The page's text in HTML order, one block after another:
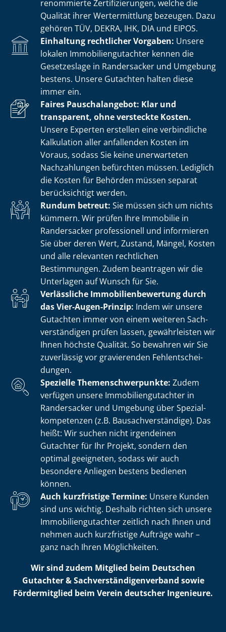
renommierte Zer­ti­fi­zie­run­gen, welche die
Qualität ihrer Wertermittlung bezeugen. Dazu
gehören TÜV, DEKRA, IHK, DIA und EIPOS.
Einhaltung rechtlicher Vorgaben: Unsere
lokalen Im­mo­bi­li­en­gut­ach­ter kennen die
Gesetzeslage in Randersacker und Umgebung
bestens. Unsere Gutachten halten diese
immer ein.
Faires Pauschalangebot: Klar und
transparent, ohne versteckte Kosten.
Unsere Experten erstellen eine verbindliche
Kalkulation aller anfallenden Kosten im
Voraus, sodass Sie keine unerwarteten
Nachzahlungen befürchten müssen. Lediglich
die Kosten für Behörden müssen separat
berücksichtigt werden.
Rundum betreut: Sie müssen sich um nichts
kümmern. Wir prüfen Ihre Immobilie in
Randersacker professionell und informieren
Sie über deren Wert, Zustand, Mängel, Kosten
und alle relevanten rechtlichen
Bestimmungen. Zudem beantragen wir die
Unterlagen auf Wunsch für Sie.
Verlässliche Im­mo­bi­li­en­be­wer­tung durch
das Vier-Augen-Prinzip: Indem wir unsere
Gutachten immer von einem weiteren Sach­
ver­stän­di­gen prüfen lassen, gewährleisten wir
Ihnen höchste Qualität. So bewahren wir Sie
zuverlässig vor gravierenden Fehl­ent­schei­
dun­gen.
Spezielle The­men­schwer­punk­te: Zudem
verfügen unsere Im­mo­bi­li­en­gut­ach­ter in
Randersacker und Umgebung über Spe­zi­al­
kom­pe­ten­zen (z.B. Bau­sach­ver­stän­di­ge). Das
heißt: Wir suchen nicht irgendeinen
Gutachter für Ihr Projekt, sondern den
optimal geeigneten, sodass wir auch
besondere Anliegen bestens bedienen
können.
Auch kurzfristige Termine: Unsere Kunden
sind uns wichtig. Deshalb richten sich unsere
Im­mo­bi­li­en­gut­ach­ter zeitlich nach Ihnen und
nehmen auch kurzfristige Aufträge wahr –
ganz nach Ihren Möglichkeiten.
Wir sind zudem Mitglied beim Deutschen
Gutachter & Sach­ver­stän­di­gen­ver­band sowie
Fördermitglied beim Verein deutscher Ingenieure.